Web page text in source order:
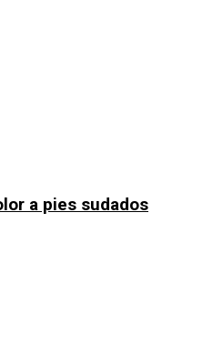
a pies sudados